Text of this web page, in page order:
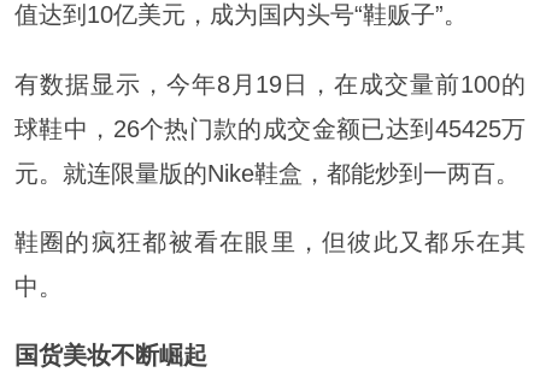
值达到10亿美元，成为国内头号“鞋贩子”。
有数据显示，今年8月19日，在成交量前100的
球鞋中，26个热门款的成交金额已达到45425万
元。就连限量版的Nike鞋盒，都能炒到一两百。
鞋圈的疯狂都被看在眼里，但彼此又都乐在其
中。
国货美妆不断崛起